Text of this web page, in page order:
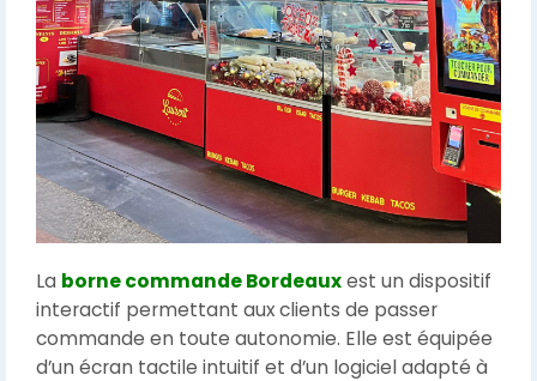
La borne commande Bordeauxest un dispositif
interactif permettant aux clients de passer
commande en toute autonomie. Elle est équipée
d’un écran tactile intuitif et d’un logiciel adapté à